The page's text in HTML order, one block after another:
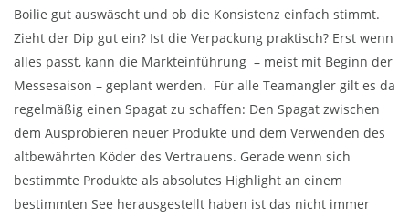
Boilie gut auswäscht und ob die Konsistenz einfach stimmt.
Zieht der Dip gut ein? Ist die Verpackung praktisch? Erst wenn
alles passt, kann die Markteinführung – meist mit Beginn der
Messesaison – geplant werden. Für alle Teamangler gilt es da
regelmäßig einen Spagat zu schaffen: Den Spagat zwischen
dem Ausprobieren neuer Produkte und dem Verwenden des
altbewährten Köder des Vertrauens. Gerade wenn sich
bestimmte Produkte als absolutes Highlight an einem
bestimmten See herausgestellt haben ist das nicht immer